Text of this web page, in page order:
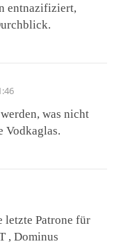
entnazifiziert,
was nicht
Vodkaglas.
letzte Patrone für
, Dominus